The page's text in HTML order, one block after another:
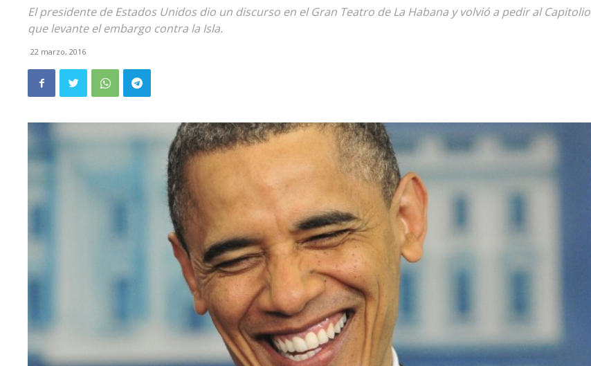
El presidente de Estados Unidos dio un discurso en el Gran Teatro de La Habana y volvió a pedir al Capitolio
que levante el embargo contra la Isla.
22 marzo, 2016